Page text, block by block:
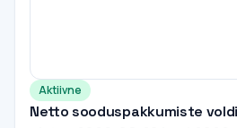
Aktiivne
Netto sooduspakkumiste